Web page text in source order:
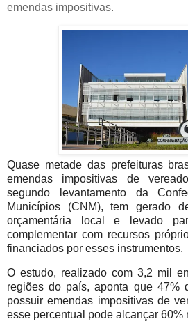
emendas impositivas.
Quase metade das prefeituras
emendas impositivas de
segundo levantamento da
Municípios (CNM), tem gerado
orçamentária local e levado
complementar com recursos
financiados por esses instrumentos.
O estudo, realizado com 3,2 mil
regiões do país, aponta que 47%
possuir emendas impositivas de
esse percentual pode alcançar 60%